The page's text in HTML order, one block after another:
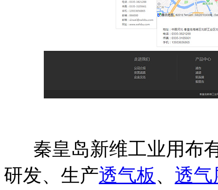
秦皇岛新维工业用布
研发、生产透气板 、 透气